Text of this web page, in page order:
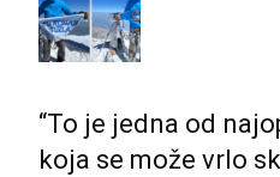
“To je jedna od
koja se može vrlo